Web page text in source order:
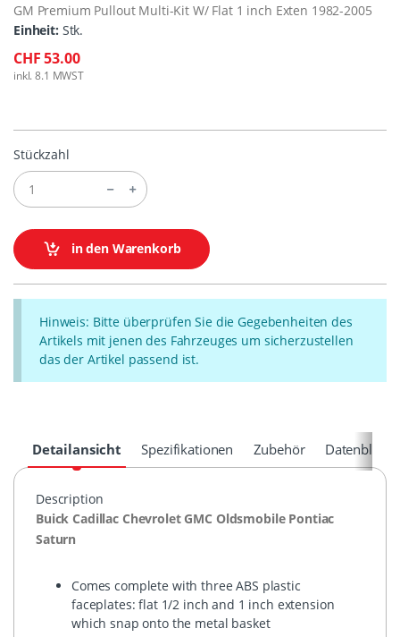
GM Premium Pullout Multi-Kit W/ Flat 1 inch Exten 1982-2005
Einheit: Stk.
CHF 53.00
inkl. 8.1 MWST
Stückzahl
in den Warenkorb
Hinweis: Bitte überprüfen Sie die Gegebenheiten des
Artikels mit jenen des Fahrzeuges um sicherzustellen
das der Artikel passend ist.
Detailansicht Spezifikationen Zubehör Datenblätter
Description
Buick Cadillac Chevrolet GMC Oldsmobile Pontiac
Saturn
Comes complete with threeABS plastic
faceplates: flat 1/2 inch and 1 inch extension
which snap onto the metal basket